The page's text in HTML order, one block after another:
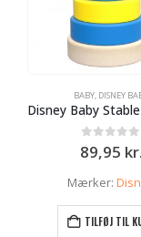
BABY, DISNEY
0ud af 5
89,95 kr.
Mærker:
TILFØJ TIL